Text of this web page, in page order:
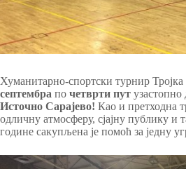
Хуманитарно-спортски турнир Тројка
септембра по четврти пут узастопно
Источно Сарајево! Као и претходна
одличну атмосферу, сјајну публику и
године сакупљена је помоћ за једну